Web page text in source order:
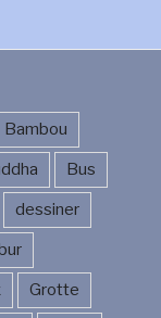
Bambou
Bus
dessiner
Grotte